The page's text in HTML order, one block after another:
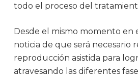
todo el proceso del
Desde el mismo momento en
noticia de que será necesario
reproducción asistida para
atravesando las diferentes